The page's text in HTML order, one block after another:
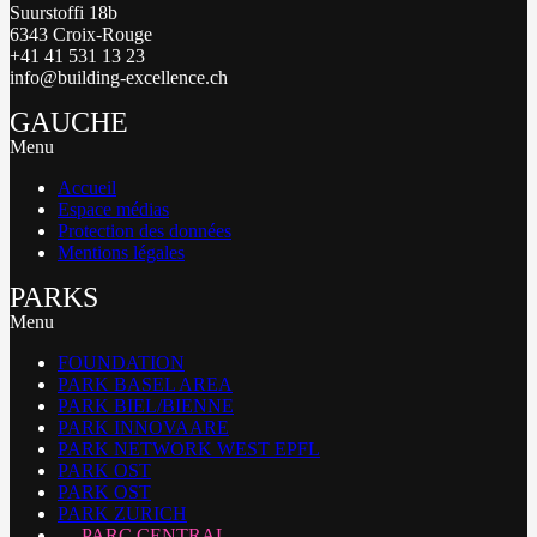
Suurstoffi 18b
6343 Croix-Rouge
+41 41 531 13 23
info@building-excellence.ch
GAUCHE
Menu
Accueil
Espace médias
Protection des données
Mentions légales
PARKS
Menu
FOUNDATION
PARK BASEL AREA
PARK BIEL/BIENNE
PARK INNOVAARE
PARK NETWORK WEST EPFL
PARK OST
PARK OST
PARK ZURICH